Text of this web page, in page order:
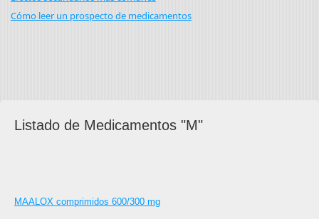
Cómo leer un prospecto de medicamentos
Listado de Medicamentos "M"
MAALOX comprimidos 600/300 mg